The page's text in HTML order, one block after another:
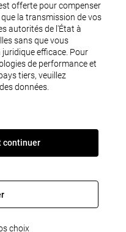
offerte pour compenser
la transmission de vos
autorités de l'État à
sans que vous
efficace. Pour
de performance et
tiers, veuillez
données.
continuer
choix